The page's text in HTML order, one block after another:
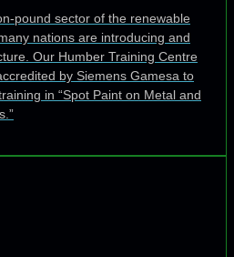
pound sector of the renewable
nations are introducing and
Our Humber Training Centre
by Siemens Gamesa to
in “Spot Paint on Metal and